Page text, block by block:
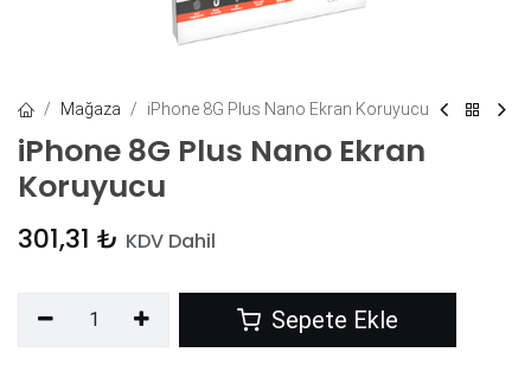
Mağaza iPhone 8G Plus Nano Ekran Koruyucu
iPhone 8G Plus Nano Ekran
Koruyucu
301,31 ₺ KDV Dahil
Sepete Ekle